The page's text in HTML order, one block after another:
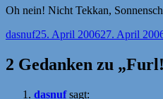
Oh nein! Nicht Tekkan,
Autor
dasnufVeröffentlicht
25. April 200627. April
2 Gedanken zu
dasnuf sagt: